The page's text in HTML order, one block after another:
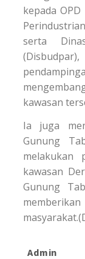
kepada
serta
kawasan
Ia juga
Gunung
melakukan
kawasan
Gunung
Admin